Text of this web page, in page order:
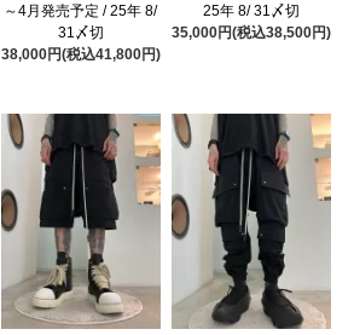
～4月発売予定 / 25年 8/
31〆切
38,000円(税込41,800円)
25年 8/ 31〆切
35,000円(税込38,500円)